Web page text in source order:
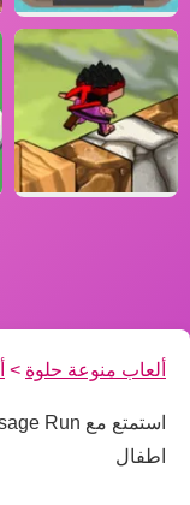
ألعاب منوعة حلوة >
اطفال